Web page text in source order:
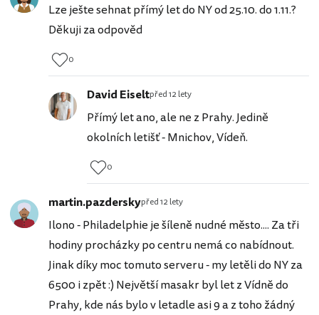
Lze ješte sehnat přímý let do NY od 25.10. do 1.11.?
Děkuji za odpověd
0
David Eiseltpřed 12 lety
Přímý let ano, ale ne z Prahy. Jedině
okolních letišť - Mnichov, Vídeň.
0
martin.pazderskypřed 12 lety
Ilono - Philadelphie je šíleně nudné město.... Za tři
hodiny procházky po centru nemá co nabídnout.
Jinak díky moc tomuto serveru - my letěli do NY za
6500 i zpět :) Největší masakr byl let z Vídně do
Prahy, kde nás bylo v letadle asi 9 a z toho žádný